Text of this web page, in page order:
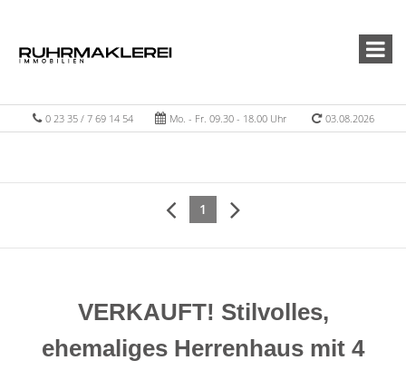
0 23 35 / 7 69 14 54 Mo. - Fr. 09.30 - 18.00 Uhr 03.08.2026
1
VERKAUFT! Stilvolles,
ehemaliges Herrenhaus mit 4